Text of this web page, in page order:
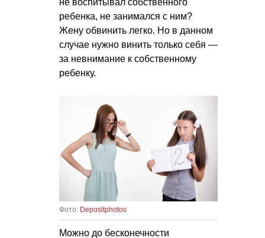
не воспитывал собственного
ребенка, не занимался с ним?
Жену обвинить легко. Но в данном
случае нужно винить только себя —
за невнимание к собственному
ребенку.
Фото: Depositphotos
Можно до бесконечности